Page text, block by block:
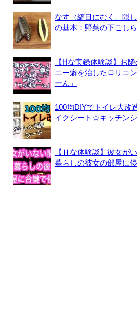
なす（縞目にむく、
の基本：野菜の下ごしら
【Hな実録体験談】お
ニー癖を治したロリコ
ーん」
100均DIYでトイレ大改
イクシート☆キッチン
【Ｈな体験談】彼女が
暮らしの彼女の部屋に